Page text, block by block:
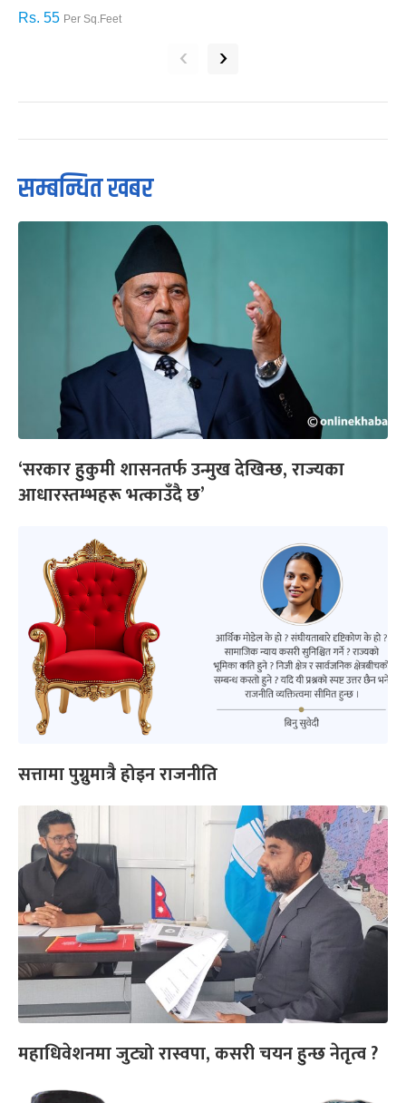
Rs. 55 Per Sq.Feet
‹ ›
सम्बन्धित खबर
‘सरकार हुकुमी शासनतर्फ उन्मुख देखिन्छ, राज्यका
आधारस्तम्भहरू भत्काउँदै छ’
सत्तामा पुग्नुमात्रै होइन राजनीति
महाधिवेशनमा जुट्यो रास्वपा, कसरी चयन हुन्छ नेतृत्व ?